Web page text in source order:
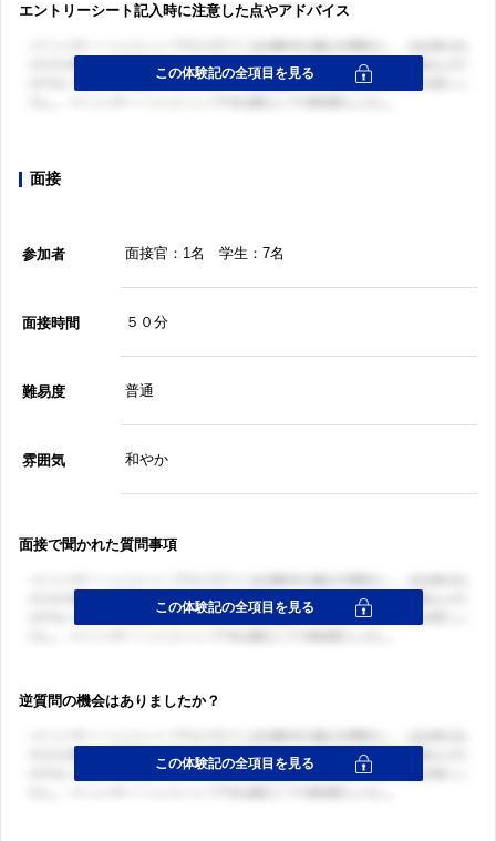
エントリーシート記入時に注意した点やアドバイス
面接
参加者 面接官：1名 学生：7名
面接時間 ５０分
難易度 普通
雰囲気 和やか
面接で聞かれた質問事項
逆質問の機会はありましたか？